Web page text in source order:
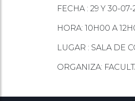
FECHA : 29 Y 30-07-
HORA: 10H00 A
LUGAR : SALA DE
ORGANIZA: